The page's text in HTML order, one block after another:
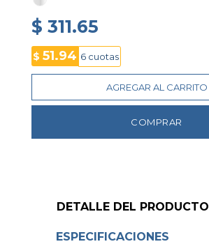
$ 311.65
$ 51.94 6 cuotas
AGREGAR AL CARRITO
COMPRAR
DETALLE DEL PRODUCTO
ESPECIFICACIONES